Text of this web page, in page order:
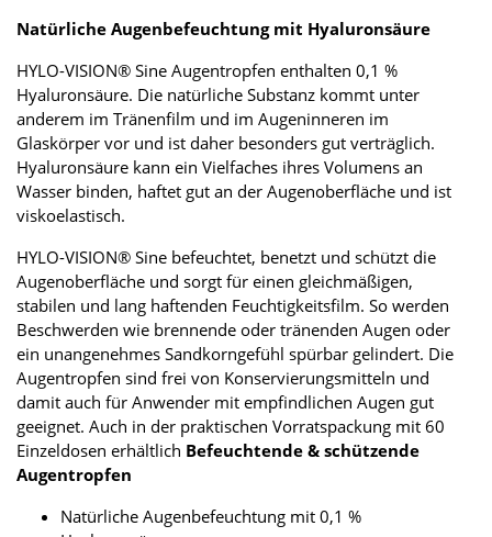
Natürliche Augenbefeuchtung mit Hyaluronsäure
HYLO-VISION® Sine Augentropfen enthalten 0,1 %
Hyaluronsäure. Die natürliche Substanz kommt unter
anderem im Tränenfilm und im Augeninneren im
Glaskörper vor und ist daher besonders gut verträglich.
Hyaluronsäure kann ein Vielfaches ihres Volumens an
Wasser binden, haftet gut an der Augenoberfläche und ist
viskoelastisch.
HYLO-VISION® Sine befeuchtet, benetzt und schützt die
Augenoberfläche und sorgt für einen gleichmäßigen,
stabilen und lang haftenden Feuchtigkeitsfilm. So werden
Beschwerden wie brennende oder tränenden Augen oder
ein unangenehmes Sandkorngefühl spürbar gelindert. Die
Augentropfen sind frei von Konservierungsmitteln und
damit auch für Anwender mit empfindlichen Augen gut
geeignet. Auch in der praktischen Vorratspackung mit 60
Einzeldosen erhältlich Befeuchtende & schützende
Augentropfen
Natürliche Augenbefeuchtung mit 0,1 %